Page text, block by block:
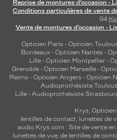
Reprise de montures d’occasion -
Conditions particulières de vente
94 Ko
Vente de montures d’occasion -
Opticien Paris - Opticien
Bordeaux- Opticien Nantes -
Lille - Opticien Montpellier -
Grenoble - Opticien Marseille -
Reims - Opticien Angers - Opticien
Audioprothésiste
Lille- Audioprothésiste
Krys,
lentilles de contact, lunettes de
audio Krys.com : Site de vente
lunettes de vue, de lentilles de